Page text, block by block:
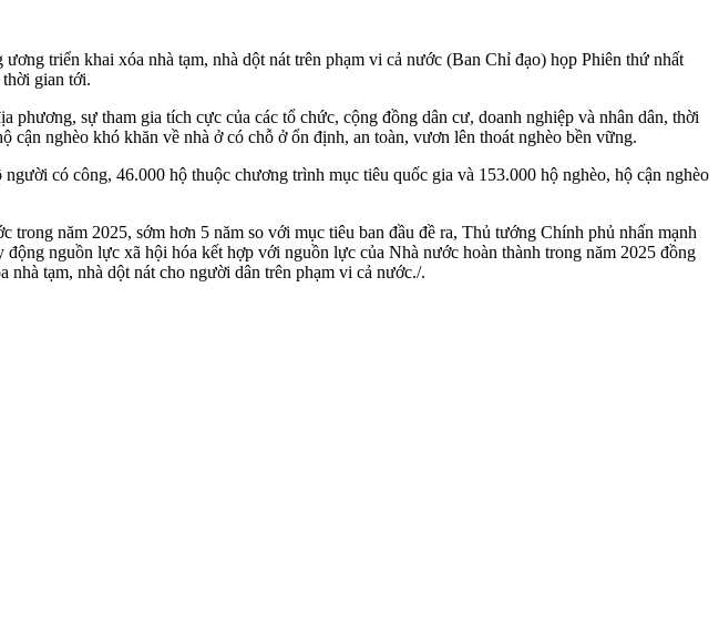
triển khai xóa nhà tạm, nhà dột nát trên phạm vi cả nước (Ban Chỉ đạo) họp Phiên thứ nhất
gian tới.
sự tham gia tích cực của các tổ chức, cộng đồng dân cư, doanh nghiệp và nhân dân, thời
nghèo khó khăn về nhà ở có chỗ ở ổn định, an toàn, vươn lên thoát nghèo bền vững.
có công, 46.000 hộ thuộc chương trình mục tiêu quốc gia và 153.000 hộ nghèo, hộ cận nghèo
năm 2025, sớm hơn 5 năm so với mục tiêu ban đầu đề ra, Thủ tướng Chính phủ nhấn mạnh
nguồn lực xã hội hóa kết hợp với nguồn lực của Nhà nước hoàn thành trong năm 2025 đồng
tạm, nhà dột nát cho người dân trên phạm vi cả nước./.